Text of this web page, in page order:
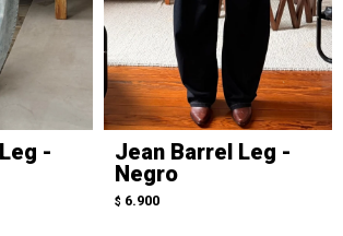
-
Jean Barrel Leg -
Negro
$ 6.900